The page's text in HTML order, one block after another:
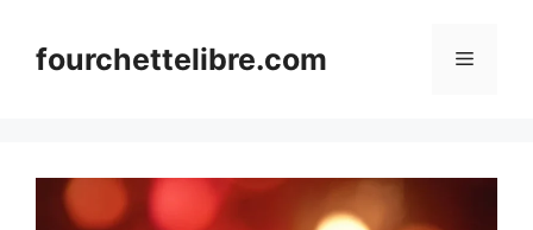
contentfourchettelibre.com Menu